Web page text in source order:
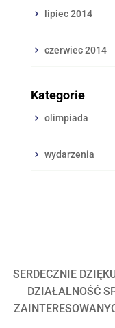
lipiec 2014
czerwiec 2014
Kategorie
olimpiada
wydarzenia
SERDECZNIE
DZIAŁALNOŚĆ